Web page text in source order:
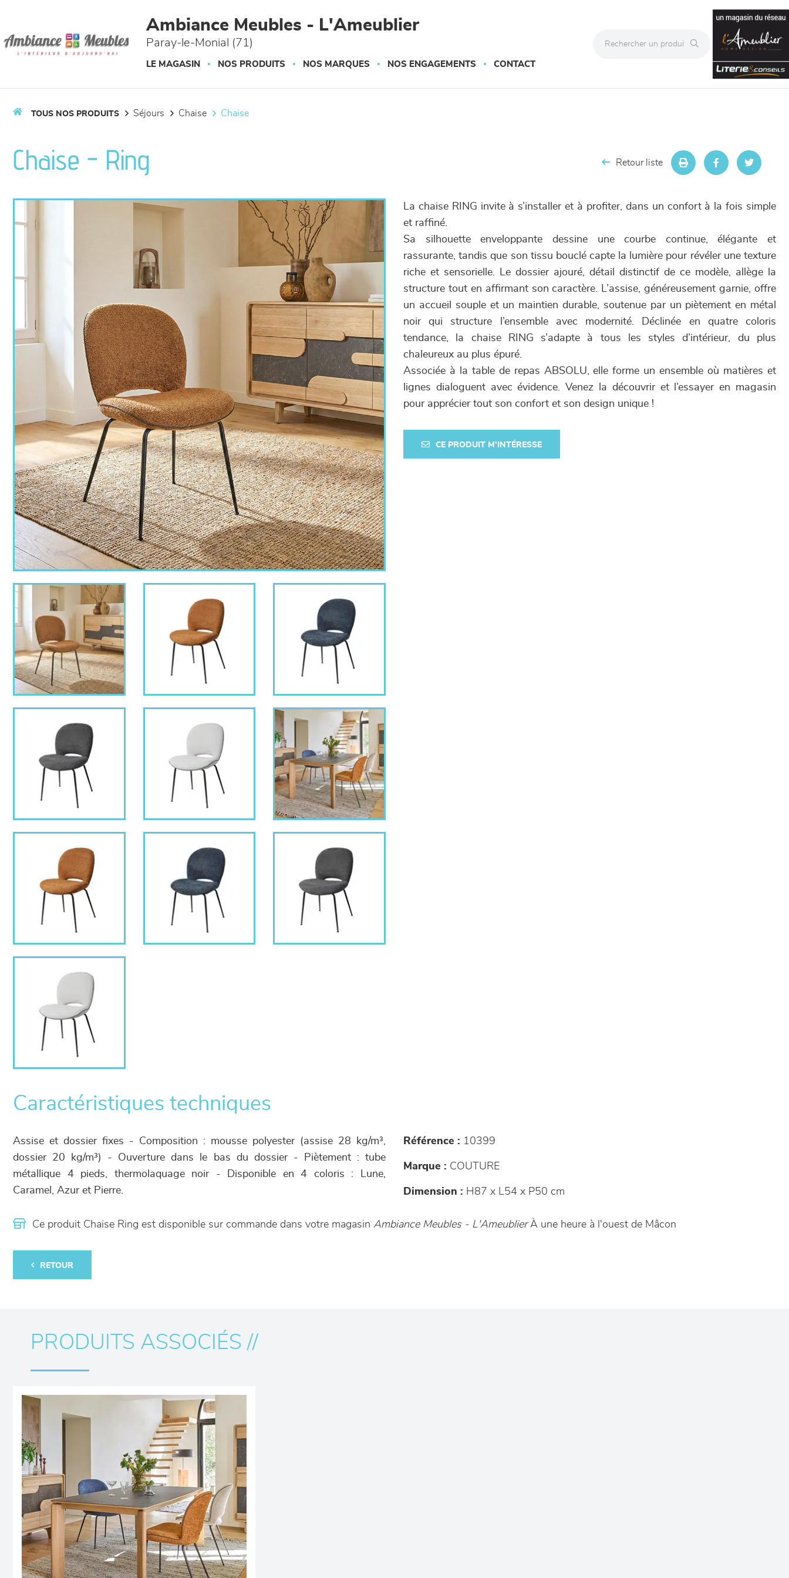
Ambiance Meubles - L'Ameublier
Paray-le-Monial (71)
LE MAGASIN NOS PRODUITS NOS MARQUES NOS ENGAGEMENTS CONTACT
TOUS NOS PRODUITS séjours chaise chaise
Chaise - Ring Retour liste
La chaise RING invite à s’installer et à profiter, dans un confort à la fois simple
et raffiné.
Sa silhouette enveloppante dessine une courbe continue, élégante et
rassurante, tandis que son tissu bouclé capte la lumière pour révéler une texture
riche et sensorielle. Le dossier ajouré, détail distinctif de ce modèle, allège la
structure tout en affirmant son caractère. L’assise, généreusement garnie, offre
un accueil souple et un maintien durable, soutenue par un piètement en métal
noir qui structure l’ensemble avec modernité. Déclinée en quatre coloris
tendance, la chaise RING s’adapte à tous les styles d’intérieur, du plus
chaleureux au plus épuré.
Associée à la table de repas ABSOLU, elle forme un ensemble où matières et
lignes dialoguent avec évidence. Venez la découvrir et l’essayer en magasin
pour apprécier tout son confort et son design unique !
CE PRODUIT M'INTÉRESSE
Caractéristiques techniques
Assise et dossier fixes - Composition : mousse polyester (assise 28 kg/m³,
dossier 20 kg/m³) - Ouverture dans le bas du dossier - Piètement : tube
métallique 4 pieds, thermolaquage noir - Disponible en 4 coloris : Lune,
Caramel, Azur et Pierre.
Référence : 10399
Marque : COUTURE
Dimension : H87 x L54 x P50 cm
Ce produit Chaise Ring est disponible sur commande dans votre magasin Ambiance Meubles - L'AmeublierÀ une heure à l'ouest de Mâcon
RETOUR
PRODUITS ASSOCIÉS //